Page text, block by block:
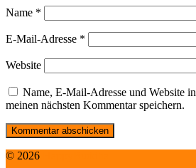
Name *
E-Mail-Adresse *
Website
Name, E-Mail-Adresse und Website
meinen nächsten Kommentar speichern.
© 2026